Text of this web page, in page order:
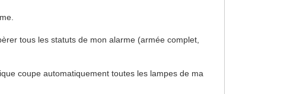
tous les statuts de mon alarme (armée complet,
coupe automatiquement toutes les lampes de ma